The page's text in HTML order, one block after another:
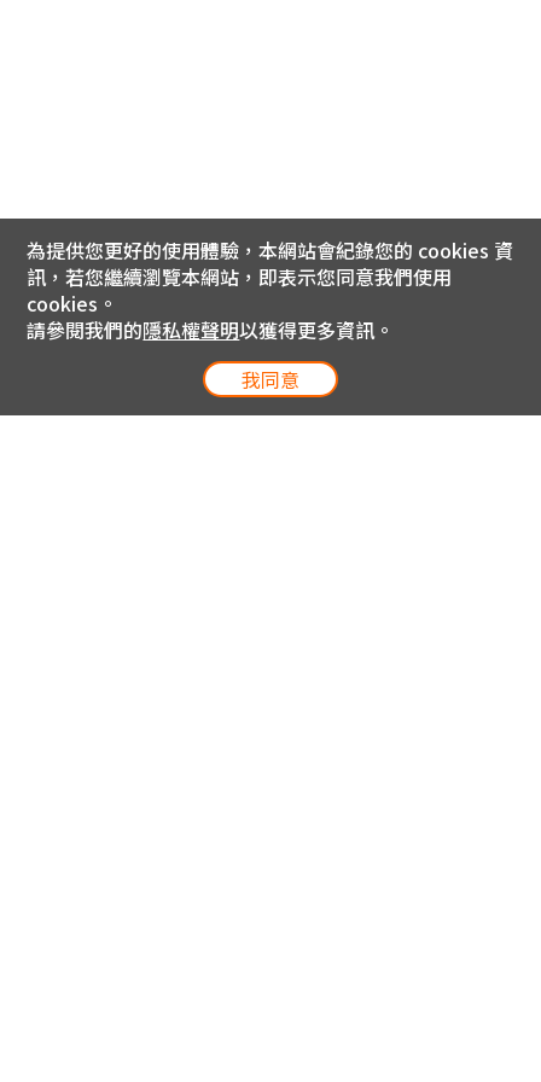
為提供您更好的使用體驗，本網站會紀錄您的 cookies 資
訊，若您繼續瀏覽本網站，即表示您同意我們使用
cookies。
請參閱我們的隱私權聲明以獲得更多資訊。
我同意